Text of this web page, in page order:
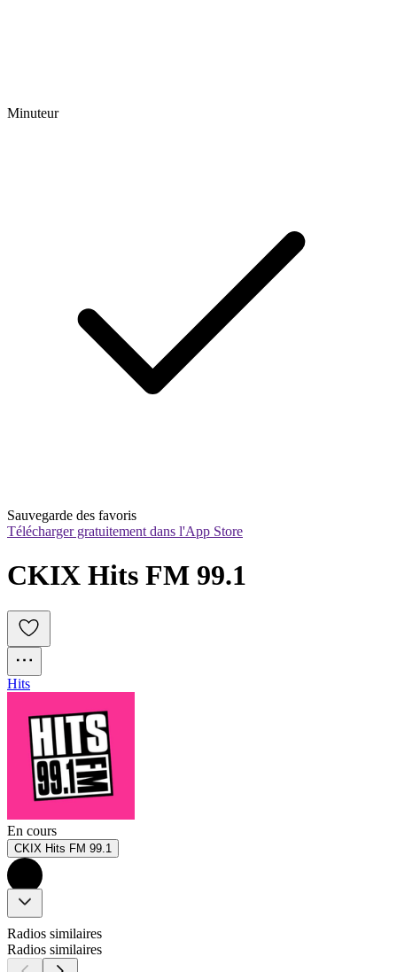
Minuteur
Sauvegarde des favoris
Télécharger gratuitement dans l'App Store
CKIX Hits FM 99.1
Hits
En cours
CKIX Hits FM 99.1
Radios similaires
Radios similaires